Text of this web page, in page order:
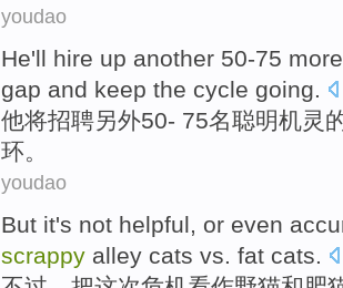
youdao
He'll hire up another 50-75
gap and keep the cycle going.
他将招聘另外50- 75名聪明机灵
环。
youdao
But it's not helpful, or even
scrappy alley cats vs. fat cats.